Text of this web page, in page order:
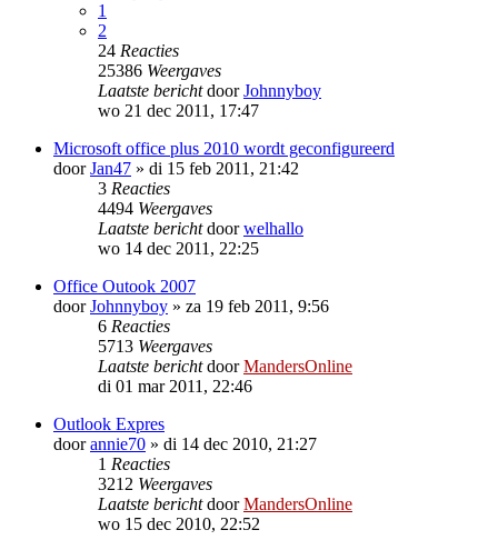
1
2
24 Reacties
25386 Weergaves
Laatste berichtdoorJohnnyboy
wo 21 dec 2011, 17:47
Microsoft office plus 2010 wordt geconfigureerd
doorJan47 » di 15 feb 2011, 21:42
3 Reacties
4494 Weergaves
Laatste berichtdoorwelhallo
wo 14 dec 2011, 22:25
Office Outook 2007
doorJohnnyboy » za 19 feb 2011, 9:56
6 Reacties
5713 Weergaves
Laatste berichtdoorMandersOnline
di 01 mar 2011, 22:46
Outlook Expres
doorannie70 » di 14 dec 2010, 21:27
1 Reacties
3212 Weergaves
Laatste berichtdoorMandersOnline
wo 15 dec 2010, 22:52